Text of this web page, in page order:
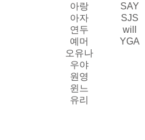
아랑
SAY
아자
SJS
연두
will
예머
YGA
오유나
우야
원영
윈느
유리